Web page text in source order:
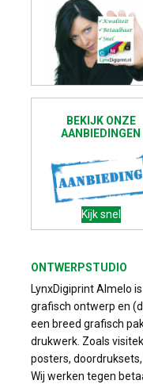
BEKIJK ONZE
AANBIEDINGEN
Kijk snel
ONTWERPSTUDIO
LynxDigiprint Almelo
grafisch ontwerp en
een breed grafisch
drukwerk. Zoals
posters,
Wij werken tegen